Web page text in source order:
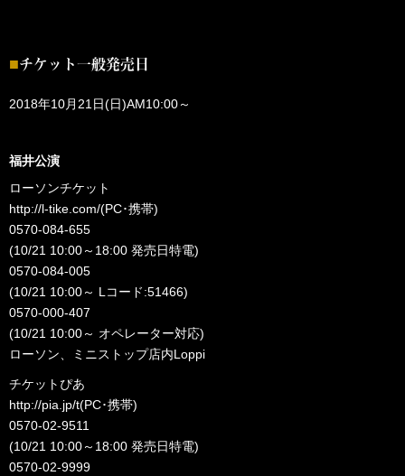
チケット一般発売日
2018年10月21日(日)AM10:00～
福井公演
ローソンチケット
http://l-tike.com/(PC･携帯)
0570-084-655
(10/21 10:00～18:00 発売日特電)
0570-084-005
(10/21 10:00～ Lコード:51466)
0570-000-407
(10/21 10:00～ オペレーター対応)
ローソン、ミニストップ店内Loppi
チケットぴあ
http://pia.jp/t(PC･携帯)
0570-02-9511
(10/21 10:00～18:00 発売日特電)
0570-02-9999